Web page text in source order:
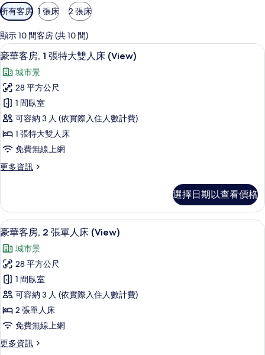
可
用
的
客
房
篩
選
條
件
所有客房 1 張床 2 張床
顯示 10 間客房 (共 10 間)
顯
示
豪
華
客
房,
1
張
特
雙
人
床
(View)
的
所
有
相
片
6
豪華客房, 1 張特大雙人床 (View)
城市景
28 平方公尺
1 間臥室
可容納 3 人 (依實際入住人數計費)
1 張特大雙人床
免費無線上網
更多資訊
更
客
房,
1
特
大
雙
人
床
(View)
的
詳
選擇日期以查看價格
顯
示
豪
華
客
房,
2
張
單
低過敏寢具、迷你吧、客房內保險箱、
5
豪華客房, 2 張單人床 (View)
城市景
28 平方公尺
1 間臥室
可容納 3 人 (依實際入住人數計費)
2 張單人床
免費無線上網
更多資訊
更